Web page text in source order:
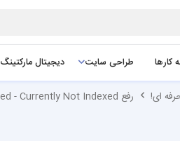
کارها طراحی سایت دیجیتال مارکتینگ
ای! رفع Discovered - Currently Not Indexed در ۷ مرحله ساده!